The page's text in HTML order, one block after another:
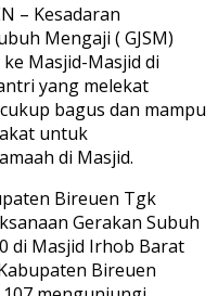
– Kesadaran
Mengaji ( GJSM)
Masjid-Masjid di
yang melekat
bagus dan mampu
untuk
di Masjid.
Bireuen Tgk
Gerakan Subuh
di Masjid Irhob Barat
Bireuen